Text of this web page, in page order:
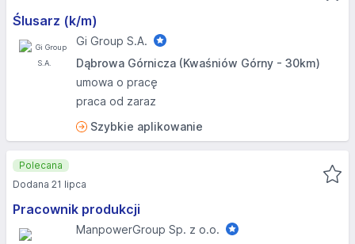
Ślusarz (k/m)
Gi Group S.A.
Dąbrowa Górnicza (Kwaśniów Górny - 30km)
umowa o pracę
praca od zaraz
Szybkie aplikowanie
Pracownik produkcji
ManpowerGroup Sp. z o.o.
Polecana
Dodana 21 lipca